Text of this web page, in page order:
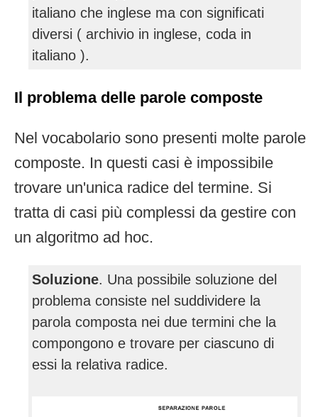
italiano che inglese ma con significati
diversi ( archivio in inglese, coda in
italiano ).
Il problema delle parole composte
Nel vocabolario sono presenti molte parole
composte. In questi casi è impossibile
trovare un'unica radice del termine. Si
tratta di casi più complessi da gestire con
un algoritmo ad hoc.
Soluzione. Una possibile soluzione del
problema consiste nel suddividere la
parola composta nei due termini che la
compongono e trovare per ciascuno di
essi la relativa radice.